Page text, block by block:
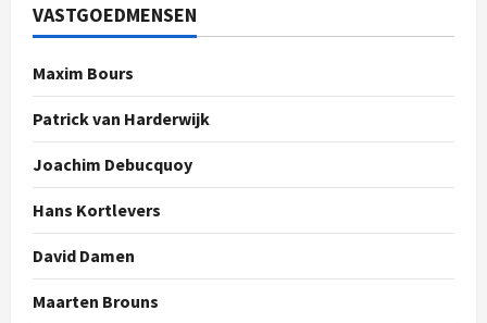
VASTGOEDMENSEN
Maxim Bours
Patrick van Harderwijk
Joachim Debucquoy
Hans Kortlevers
David Damen
Maarten Brouns